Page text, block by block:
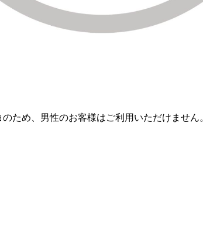
ため、男性のお客様はご利用いただけません。